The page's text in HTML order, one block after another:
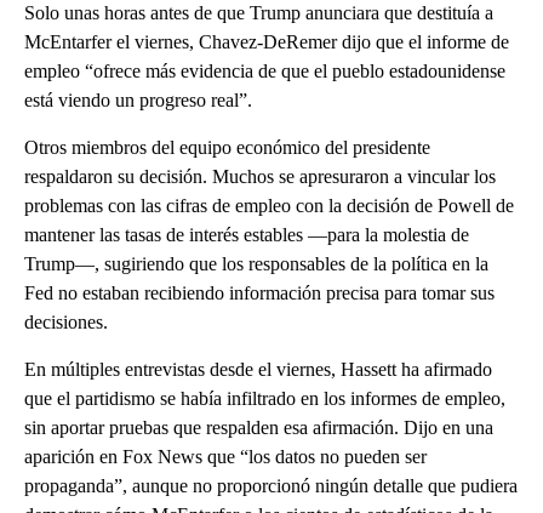
Solo unas horas antes de que Trump anunciara que destituía a
McEntarfer el viernes, Chavez-DeRemer dijo que el informe de
empleo “ofrece más evidencia de que el pueblo estadounidense
está viendo un progreso real”.
Otros miembros del equipo económico del presidente
respaldaron su decisión. Muchos se apresuraron a vincular los
problemas con las cifras de empleo con la decisión de Powell de
mantener las tasas de interés estables —para la molestia de
Trump—, sugiriendo que los responsables de la política en la
Fed no estaban recibiendo información precisa para tomar sus
decisiones.
En múltiples entrevistas desde el viernes, Hassett ha afirmado
que el partidismo se había infiltrado en los informes de empleo,
sin aportar pruebas que respalden esa afirmación. Dijo en una
aparición en Fox News que “los datos no pueden ser
propaganda”, aunque no proporcionó ningún detalle que pudiera